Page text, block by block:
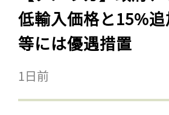
低輸入価格と15%
等には優遇措置
1日前